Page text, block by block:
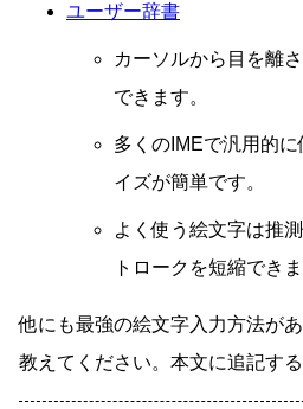
ユーザー辞書
カーソルから目を離
できます。
多くのIMEで汎用的
イズが簡単です。
よく使う絵文字は推
トロークを短縮できま
他にも最強の絵文字入力方法が
教えてください。本文に追記する